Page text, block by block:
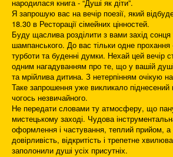
народилася книга - “Душі як діти”.
Я запрошую вас на вечір поезії, який
18.30 в Ресторації сімейних цінностей.
Буду щаслива розділити з вами захід сонця
шампанського. До вас тільки одне
турботи та буденні думки. Нехай цей вечір
одним нагадуванням про те, що у вашій
та мрійлива дитина. З нетерпінням очікую
Таке запрошення уже викликало піднесений
чогось незвичайного.
Не передати словами ту атмосферу, що
мистецькому заході. Чудова
оформлення і частування, теплий прийом, а
довірливість, відкритість і трепетне
заполонили душі усіх присутніх.